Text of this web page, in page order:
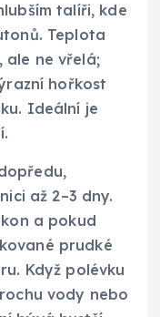
talíři, kde
Teplota
ale ne vřelá;
hořkost
Ideální je
až 2–3 dny.
a pokud
prudké
Když polévku
vody nebo